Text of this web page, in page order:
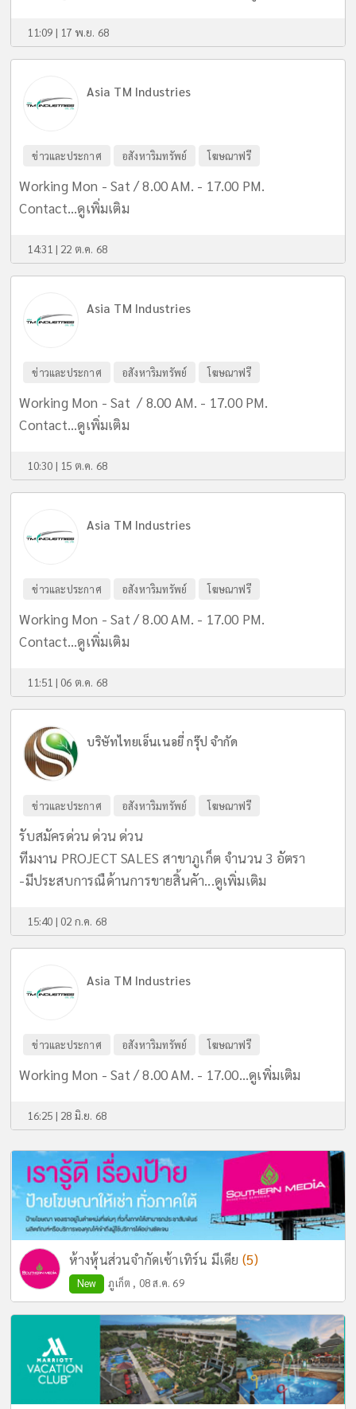
11:09 | 17 พ.ย. 68
Asia TM Industries
ข่าวและประกาศ อสังหาริมทรัพย์ โฆษณาฟรี
Working Mon - Sat / 8.00 AM. - 17.00 PM.
Contact...ดูเพิ่มเติม
14:31 | 22 ต.ค. 68
Asia TM Industries
ข่าวและประกาศ อสังหาริมทรัพย์ โฆษณาฟรี
Working Mon - Sat / 8.00 AM. - 17.00 PM.
Contact...ดูเพิ่มเติม
10:30 | 15 ต.ค. 68
Asia TM Industries
ข่าวและประกาศ อสังหาริมทรัพย์ โฆษณาฟรี
Working Mon - Sat / 8.00 AM. - 17.00 PM.
Contact...ดูเพิ่มเติม
11:51 | 06 ต.ค. 68
บริษัทไทยเอ็นเนอยี่ กรุ๊ป จำกัด
ข่าวและประกาศ อสังหาริมทรัพย์ โฆษณาฟรี
รับสมัครด่วน ด่วน ด่วน
ทีมงาน PROJECT SALES สาขาภูเก็ต จำนวน 3 อัตรา
-มีประสบการณืด้านการขายสิ้นคัา...ดูเพิ่มเติม
15:40 | 02 ก.ค. 68
Asia TM Industries
ข่าวและประกาศ อสังหาริมทรัพย์ โฆษณาฟรี
Working Mon - Sat / 8.00 AM. - 17.00...ดูเพิ่มเติม
16:25 | 28 มิ.ย. 68
ห้างหุ้นส่วนจำกัดเซ้าเทิร์น มีเดีย (5)
New ภูเก็ต , 08 ส.ค. 69